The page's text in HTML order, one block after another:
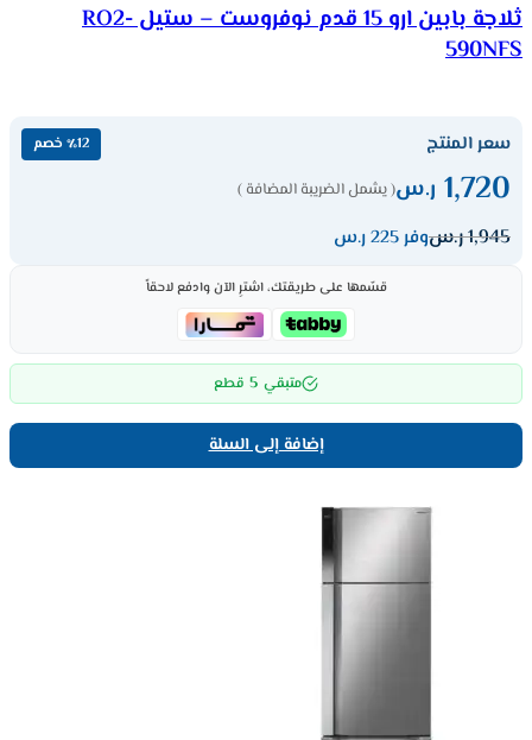
ثلاجة بابين ارو 15 قدم نوفروست – ستيل RO2-
590NFS
سعر المنتج ٪12 خصم
1,720 ر.س( يشمل الضريبة المضافة )
1,945ر.سوفر 225 ر.س
قسّمها على طريقتك، اشترِ الآن وادفع لاحقاً
متبقي 5 قطع
إضافة إلى السلة